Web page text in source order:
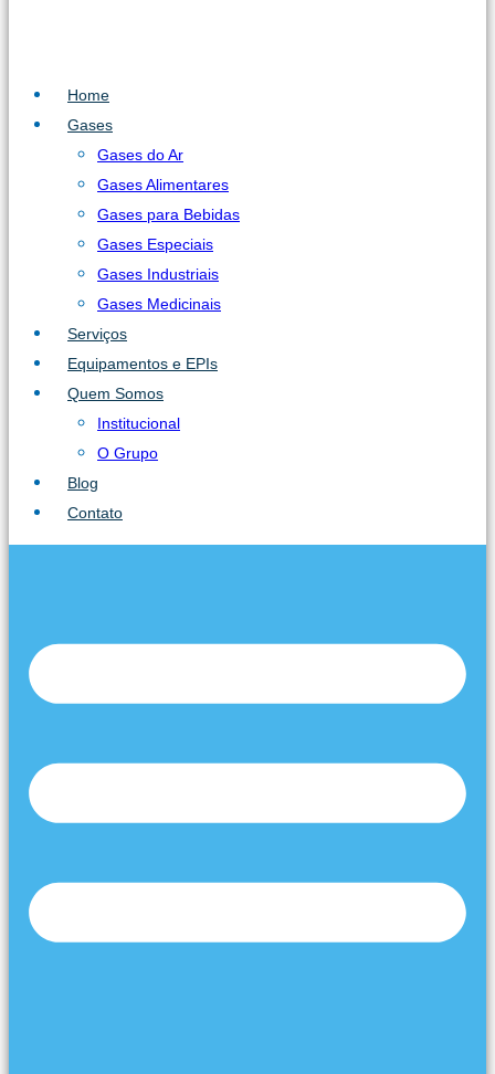
Home
Gases
Gases do Ar
Gases Alimentares
Gases para Bebidas
Gases Especiais
Gases Industriais
Gases Medicinais
Serviços
Equipamentos e EPIs
Quem Somos
Institucional
O Grupo
Blog
Contato